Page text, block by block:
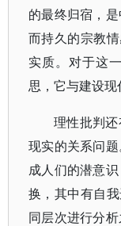
的最终归宿，
而持久的宗教
实质。对于这
思，它与建设现
理性批判
现实的关系问
成人们的潜意
换，其中有自
同层次进行分